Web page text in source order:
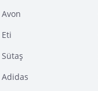
Avon
Eti
Sütaş
Adidas